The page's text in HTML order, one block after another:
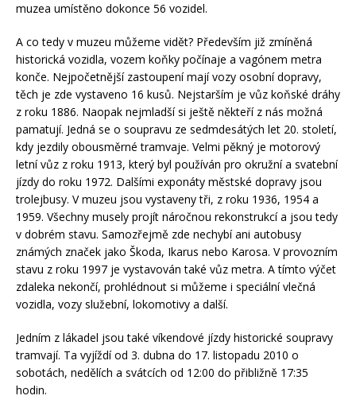
muzea umístěno dokonce 56 vozidel.
A co tedy v muzeu můžeme vidět? Především již zmíněná
historická vozidla, vozem koňky počínaje a vagónem metra
konče. Nejpočetnější zastoupení mají vozy osobní dopravy,
těch je zde vystaveno 16 kusů. Nejstarším je vůz koňské dráhy
z roku 1886. Naopak nejmladší si ještě někteří z nás možná
pamatují. Jedná se o soupravu ze sedmdesátých let 20. století,
kdy jezdily obousměrné tramvaje. Velmi pěkný je motorový
letní vůz z roku 1913, který byl používán pro okružní a svatební
jízdy do roku 1972. Dalšími exponáty městské dopravy jsou
trolejbusy. V muzeu jsou vystaveny tři, z roku 1936, 1954 a
1959. Všechny musely projít náročnou rekonstrukcí a jsou tedy
v dobrém stavu. Samozřejmě zde nechybí ani autobusy
známých značek jako Škoda, Ikarus nebo Karosa. V provozním
stavu z roku 1997 je vystavován také vůz metra. A tímto výčet
zdaleka nekončí, prohlédnout si můžeme i speciální vlečná
vozidla, vozy služební, lokomotivy a další.
Jedním z lákadel jsou také víkendové jízdy historické soupravy
tramvají. Ta vyjíždí od 3. dubna do 17. listopadu 2010 o
sobotách, nedělích a svátcích od 12:00 do přibližně 17:35
hodin.